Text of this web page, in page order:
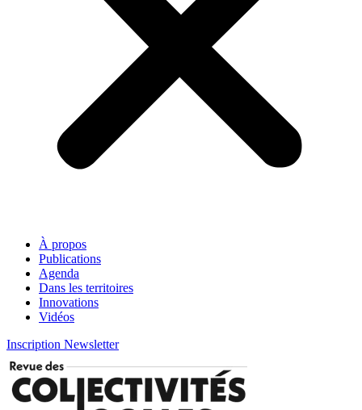
À propos
Publications
Agenda
Dans les territoires
Innovations
Vidéos
Inscription Newsletter